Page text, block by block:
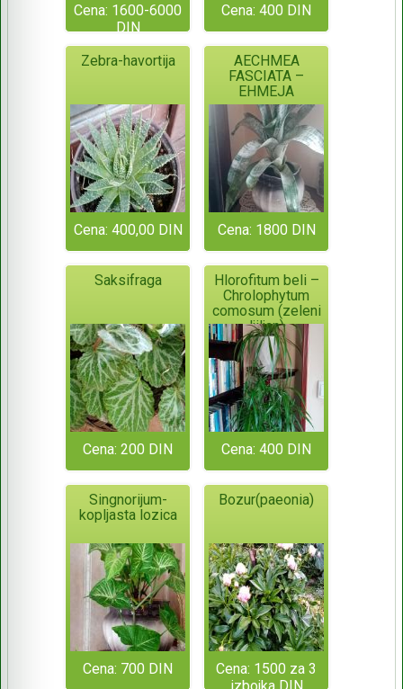
Cena: 1600-6000
DIN
Cena: 400 DIN
Zebra-havortija
Cena: 400,00 DIN
AECHMEA
FASCIATA –
EHMEJA
Cena: 1800 DIN
Saksifraga
Cena: 200 DIN
Hlorofitum beli –
Chrolophytum
comosum (zeleni
ljiljan)
Cena: 400 DIN
Singnorijum-
kopljasta lozica
Cena: 700 DIN
Bozur(paeonia)
Cena: 1500 za 3